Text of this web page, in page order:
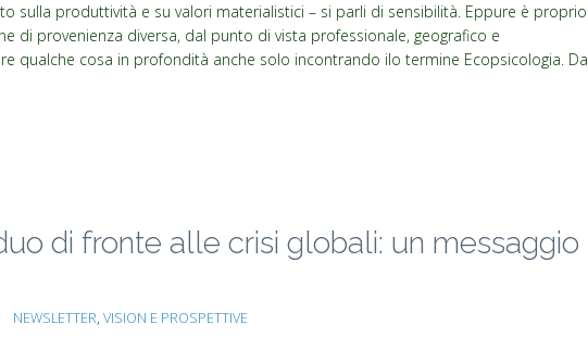
sulla produttività e su valori materialistici – si parli di sensibilità. Eppure è proprio
di provenienza diversa, dal punto di vista professionale, geografico e
qualche cosa in profondità anche solo incontrando ilo termine Ecopsicologia. Da
di fronte alle crisi globali: un messaggio
NEWSLETTER, VISION E PROSPETTIVE